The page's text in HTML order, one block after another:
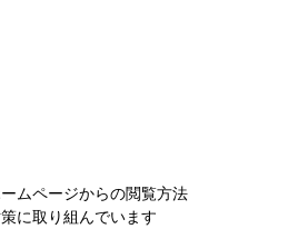
ムページからの閲覧方法
に取り組んでいます